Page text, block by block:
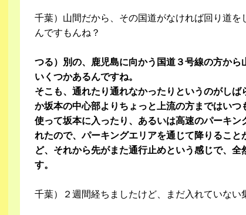
千葉）山間だから、その国道がなければ回り道
んですもんね？
つる）別の、鹿児島に向かう国道３号線の方か
いくつかあるんですね。
そこも、通れたり通れなかったりというのがし
か坂本の中心部よりちょっと上流の方まではい
使って坂本に入ったり、あるいは高速のパーキン
れたので、パーキングエリアを通じて降りるこ
ど、それから先がまた通行止めという感じで、全
す。
千葉）２週間経ちましたけど、まだ入れていない